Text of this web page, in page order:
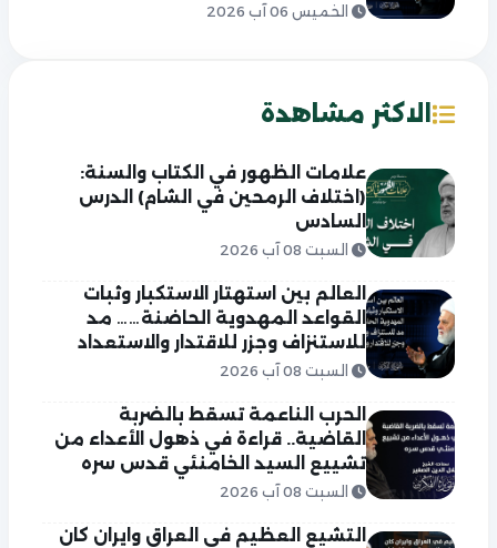
الخميس 06 آب 2026
الاكثر مشاهدة
علامات الظهور في الكتاب والسنة:
(اختلاف الرمحين في الشام) الدرس
السادس
السبت 08 آب 2026
العالم بين استهتار الاستكبار وثبات
القواعد المهدوية الحاضنة…… مد
للاستنزاف وجزر للاقتدار والاستعداد
السبت 08 آب 2026
الحرب الناعمة تسقط بالضربة
القاضية.. قراءة في ذهول الأعداء من
تشييع السيد الخامنئي قدس سره
السبت 08 آب 2026
التشيع العظيم في العراق وايران كان